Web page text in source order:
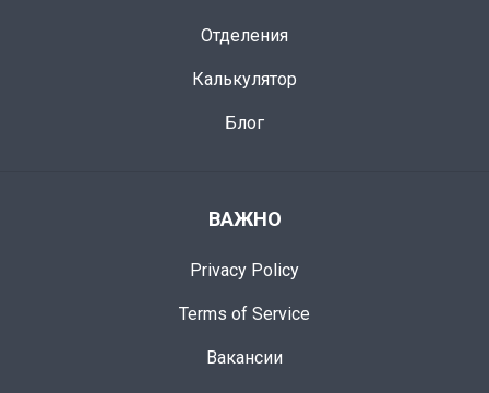
Отделения
Калькулятор
Блог
ВАЖНО
Privacy Policy
Terms of Service
Вакансии